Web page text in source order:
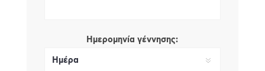
Ημερομηνία γέννησης: